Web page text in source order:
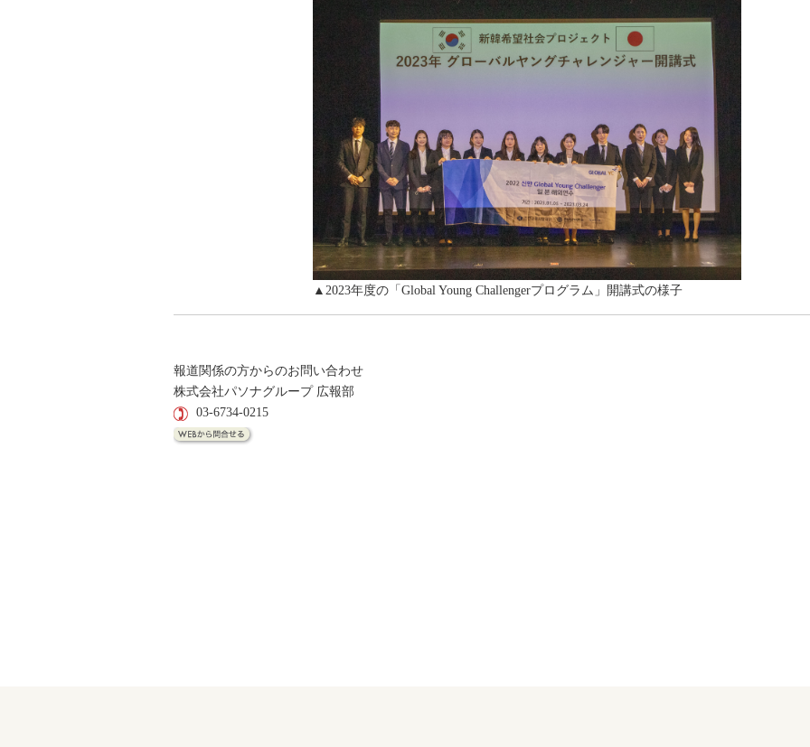
▲2023年度の「Global Young Challengerプログラム」開講式の様子
報道関係の方からのお問い合わせ
株式会社パソナグループ 広報部
03-6734-0215